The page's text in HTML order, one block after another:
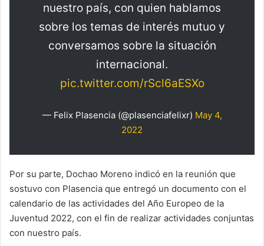
nuestro país, con quien hablamos
sobre los temas de interés mutuo y
conversamos sobre la situación
internacional.
pic.twitter.com/rScl6aESXo
— Felix Plasencia (@plasenciafelixr) May 4,
2022
Por su parte, Dochao Moreno indicó en la reunión que
sostuvo con Plasencia que entregó un documento con el
calendario de las actividades del Año Europeo de la
Juventud 2022, con el fin de realizar actividades conjuntas
con nuestro país.